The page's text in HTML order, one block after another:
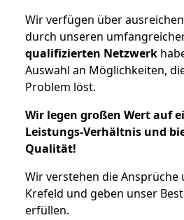
Wir verfügen über
durch unseren
qualifizierten Netzwerk
Auswahl an Möglichkeiten,
Problem löst.
Wir legen großen Wert auf
Leistungs-Verhältnis und
Qualität!
Wir verstehen die Ansprüche
Krefeld und geben unser
erfüllen.